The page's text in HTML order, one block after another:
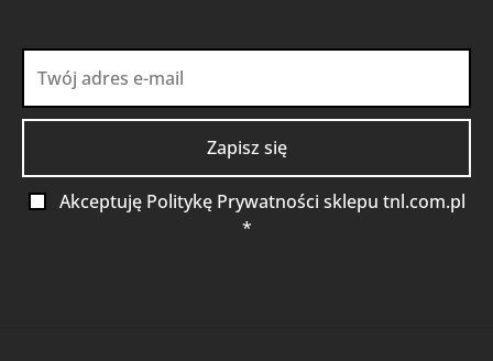
Akceptuję Politykę Prywatności sklepu tnl.com.pl
*